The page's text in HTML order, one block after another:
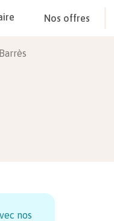
Nos offres
nos